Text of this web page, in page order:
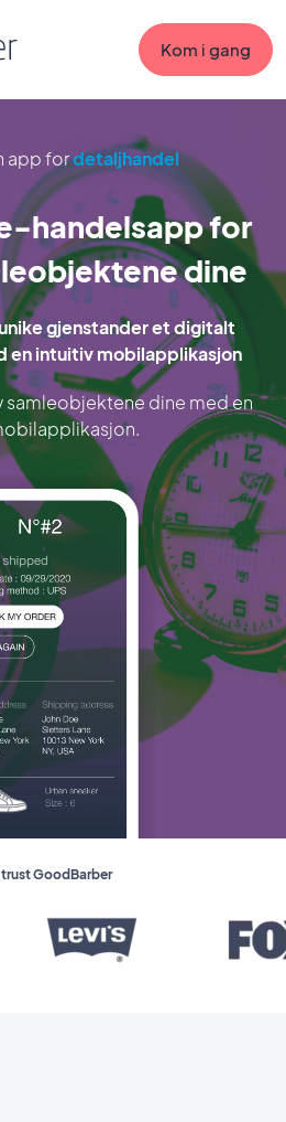
Kom i gang
app fordetaljhandel
handelsapp for
dine
gjenstander et digitalt
en intuitiv mobilapplikasjon
samleobjektene dine med en
trust GoodBarber